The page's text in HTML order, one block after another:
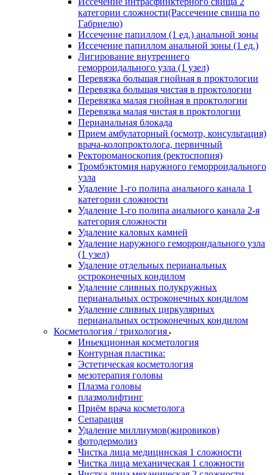
категории сложности(Рассечение свища по
Габриелю)
Иссечение папиллом (1 ед.) анальной зоны
Иссечение папиллом анальной зоны (1 ед.)
Лигирование внутреннего
геморроидального узла (1 узел)
Перевязка большая гнойная в проктологии
Перевязка большая чистая в проктологии
Перевязка малая гнойная в проктологии
Перевязка малая чистая в проктологии
Перианальная блокада
Прием амбулаторный (осмотр, консультация)
врача-колопроктолога, первичный
Ректороманоскопия (ректоспопия)
Тромбэктомия наружного геморроидального
узла
Удаление 1-го полипа анального канала 1
категории сложности
Удаление 1-го полипа анального канала 2-я
категория сложности
Удаление каловых камней
Удаление наружного геморроидального узла
(1 узел)
Удаление отдельных перианальных
остроконечных кондилом
Удаление сливных полукружных
перианальных остроконечных кондилом
Удаление сливных циркулярных
перианальных остроконечных кондилом
Косметология / трихология
Иньекционная косметология
Контурная пластика:
Эстетическая косметология
мезотерапия головы
Плазма головы
плазмолифтинг
Приём врача косметолога
Сепарация
Удаление миллиумов(жировиков)
фотодермолиз
Чистка лица медицинская 1 сложности
Чистка лица механическая 1 сложности